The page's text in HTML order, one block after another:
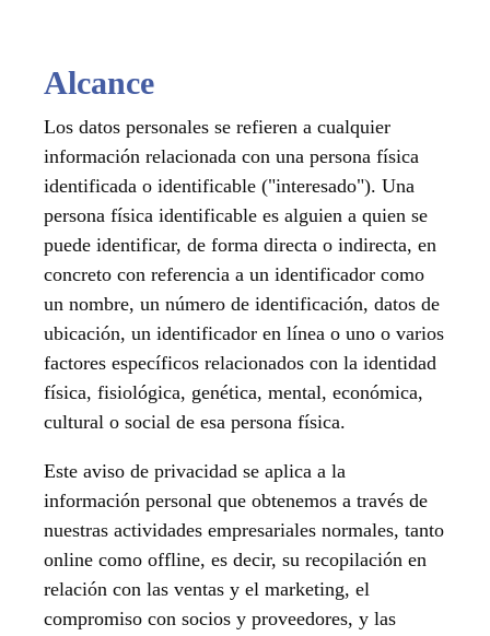
Alcance
Los datos personales se refieren a cualquier
información relacionada con una persona física
identificada o identificable ("interesado"). Una
persona física identificable es alguien a quien se
puede identificar, de forma directa o indirecta, en
concreto con referencia a un identificador como
un nombre, un número de identificación, datos de
ubicación, un identificador en línea o uno o varios
factores específicos relacionados con la identidad
física, fisiológica, genética, mental, económica,
cultural o social de esa persona física.
Este aviso de privacidad se aplica a la
información personal que obtenemos a través de
nuestras actividades empresariales normales, tanto
online como offline, es decir, su recopilación en
relación con las ventas y el marketing, el
compromiso con socios y proveedores, y las